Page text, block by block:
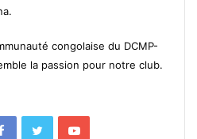
congolaise du DCMP-
la passion pour notre club.
FacebookTwitterYouTube